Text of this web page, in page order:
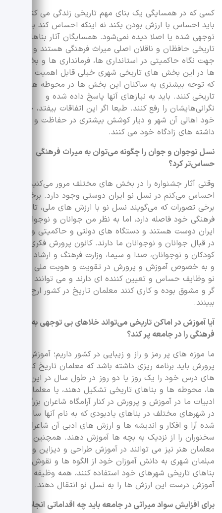
کسی که در همسایگی یک بنای مهم تاریخی زندگی می کنند،
باید احساس با ارزش بودن بکند نه اینکه احساس کند به او کم
توجهی شده یا اصلا دیده نمی‌شود. همسایگان آثار بناهای
تاریخی حافظان و ناقلان اصلی میراث فرهنگی هستند و از این
جهت نگاه حاکمیتی در استانداری ها، فرمانداری ها و بخشداری
ها در این بخش های تاریخی شهری خیلی قابل اهمیت است
که توجه بیشتری به ساکنان این بخش ها در محوطه های
تاریخی کنند. باید به نیازهای آنها پاسخ داده شده و
نگرانی‌هایشان را رفع کنند. طبعا اگر این اتفاقات بیفتد، خود به
خود اهالی آن شهر و دیار کوشش بیشتری در حفاظت و معرفی
داشته های زادگاه خود می کنند.
نسل نوجوان و جوان را چگونه می‌توان به میراث فرهنگی
حساس‌تر کرد؟
وقتی آثار جشنواره را در بخش های مختلف مرور می‌کنیم،
احساس می‌کنم در نسل نو ایران دوستی وجود دارد. برخلاف
برخی تصورات که می‌گویند نسل نو با ارزش های ملی، تاریخی و
فرهنگی خود فاصله دارد، اما به نظر من جوانان و نوجوانان ما
ایران دوست هستند و دستگاه های دولتی و حاکمیتی وظایفی
در قبال جوانان و نوجوانان ما دارند. کانون پرورش فکری
کودکان و نوجوانان، صدا و سیما، وزارت فرهنگ و ارشاد اسلامی
و به خصوص آموزش و پرورش در تقویت و هویت ملی نسل
نو وظایف حساس و تعیین کننده ای دارند و می توانند تسهیل
گر و مشوق بوده و کاری کنند معلمان تاریخ در کشور ارج
ببینند.
آیا آموزش در اماکن تاریخی می‌تواند خلاهای بی توجهی به میراث
فرهنگی را در جامعه پر کند؟
ما موزه های پر رمز و راز و زیبایی در کشور داریم؛ آموزش و
پرورش باید برنامه ریزی داشته باشد که معلمان تاریخ کلاس
های درس خود را یک روز یا دو روز در طول سال در این موزه
ها، محوطه ها و بناهای تاریخی تشکیل دهند، یا معلمان
ادبیات ما در آموزش و پرورش در کنار آرامگاه شاعران بزرگ ما
در شهرهای مختلف در بناهای یادبودی که به نام آنها ساخته
شده آرا و افکار و اندیشه ها و ارزش های ادبی آن شاعران و
سخنوران را از نزدیک به بچه ها آموزش دهند. همچنین
معلمان هنر نیز می توانند در آموزش طراحی و دیزاین و
مبلمان شهری به دانش آموزان خود از الگوه ها و نقوش
بناهای تاریخی شهرهای خود استفاده کنند، همه وظیفه دارند با
آموزش درست این ارزش ها را به نسل نو انتقال دهند.
برای افزایش سواد میراثی در جامعه باید چه اقداماتی انجام داد؟